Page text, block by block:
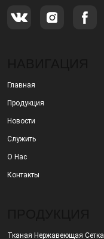
Главная
Продукция
Новости
Служить
О Нас
Контакты
Тканая Нержавеющая Сетка